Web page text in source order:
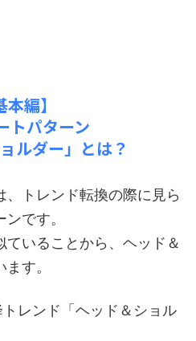
本編】
トパターン
ルダー」とは？
トレンド転換の際に見ら
です。
いることから、ヘッド＆
す。
レンド「ヘッド＆ショル